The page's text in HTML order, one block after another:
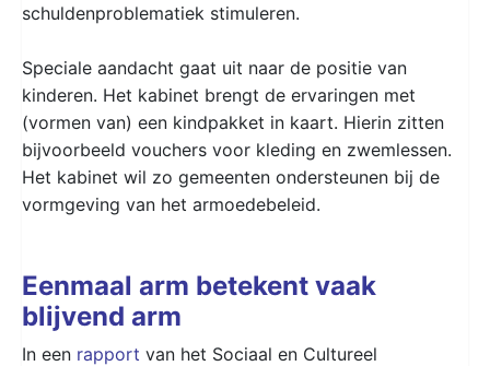
schuldenproblematiek stimuleren.
Speciale aandacht gaat uit naar de positie van
kinderen. Het kabinet brengt de ervaringen met
(vormen van) een kindpakket in kaart. Hierin zitten
bijvoorbeeld vouchers voor kleding en zwemlessen.
Het kabinet wil zo gemeenten ondersteunen bij de
vormgeving van het armoedebeleid.
Eenmaal arm betekent vaak
blijvend arm
In een rapport van het Sociaal en Cultureel